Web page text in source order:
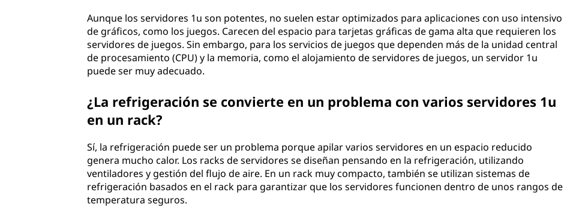
Aunque los servidores 1u son potentes, no suelen estar optimizados para aplicaciones con uso intensivo
de gráficos, como los juegos. Carecen del espacio para tarjetas gráficas de gama alta que requieren los
servidores de juegos. Sin embargo, para los servicios de juegos que dependen más de la unidad central
de procesamiento (CPU) y la memoria, como el alojamiento de servidores de juegos, un servidor 1u
puede ser muy adecuado.
¿La refrigeración se convierte en un problema con varios servidores 1u
en un rack?
Sí, la refrigeración puede ser un problema porque apilar varios servidores en un espacio reducido
genera mucho calor. Los racks de servidores se diseñan pensando en la refrigeración, utilizando
ventiladores y gestión del flujo de aire. En un rack muy compacto, también se utilizan sistemas de
refrigeración basados en el rack para garantizar que los servidores funcionen dentro de unos rangos de
temperatura seguros.